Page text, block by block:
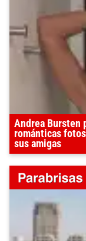
Andrea Bursten
románticas
sus amigas